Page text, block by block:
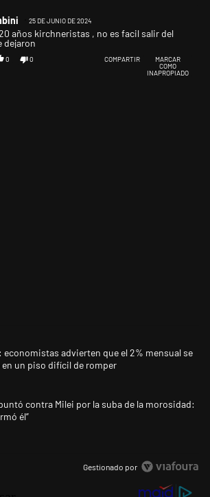
25 DE JUNIO DE 2024
años kirchneristas , no es facil salir del
dejaron
0 0 COMPARTIR
MARCAR
COMO
INAPROPIADO
artículos con más comentarios en los últimos
con el título "Inflación: economistas
economistas advierten que el 2% mensual se
un piso difícil de romper
con el título "Kicillof apuntó contra Milei por
contra Milei por la suba de la morosidad:
él”
Gestionado por